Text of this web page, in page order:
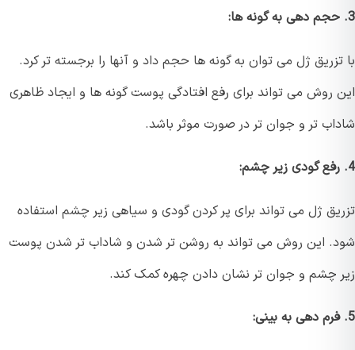
ژل می توان به گونه ها حجم داد و آنها را برجسته تر کرد.
روش می تواند برای رفع افتادگی پوست گونه ها و ایجاد ظاهری
تر و جوان تر در صورت موثر باشد.
ژل می تواند برای پر کردن گودی و سیاهی زیر چشم استفاده
این روش می تواند به روشن تر شدن و شاداب تر شدن پوست
چشم و جوان تر نشان دادن چهره کمک کند.